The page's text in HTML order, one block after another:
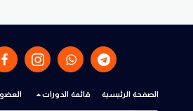
الصفحة الرئيسية قائمة الدورات